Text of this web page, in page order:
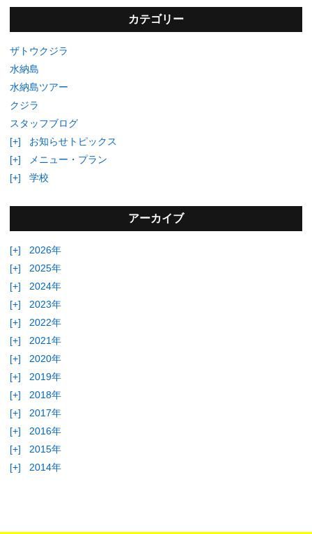
カテゴリー
ザトウクジラ
水納島
水納島ツアー
クジラ
スタッフブログ
[+]
お知らせトピックス
[+]
メニュー・プラン
[+]
学校
アーカイブ
[+]
2026年
[+]
2025年
[+]
2024年
[+]
2023年
[+]
2022年
[+]
2021年
[+]
2020年
[+]
2019年
[+]
2018年
[+]
2017年
[+]
2016年
[+]
2015年
[+]
2014年